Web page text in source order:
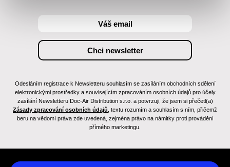
Odesláním registrace k Newsletteru souhlasím se zasíláním obchodních sdělení
elektronickými prostředky a souvisejícím zpracováním osobních údajů pro účely
zasílání Newsletteru Doc-Air Distribution s.r.o. a potvrzuji, že jsem si přečetl(a)
Zásady zpracování osobních údajů , textu rozumím a souhlasím s ním, přičemž
beru na vědomí práva zde uvedená, zejména právo na námitky proti provádění
přímého marketingu.